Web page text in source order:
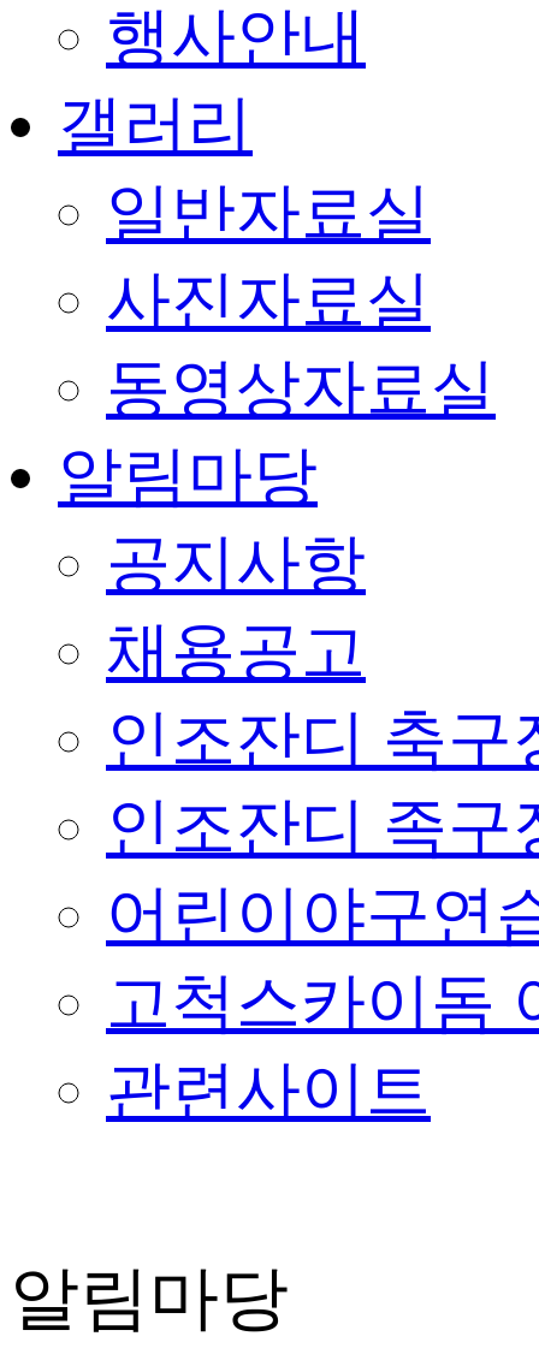
행사안내
갤러리
일반자료실
사진자료실
동영상자료실
알림마당
공지사항
채용공고
인조잔디 축구
인조잔디 족구
어린이야구연
고척스카이돔
관련사이트
알림마당